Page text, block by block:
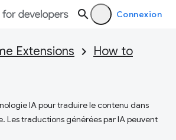
Connexion
Extensions How to
IA pour traduire le contenu dans
Les traductions générées par IA peuvent